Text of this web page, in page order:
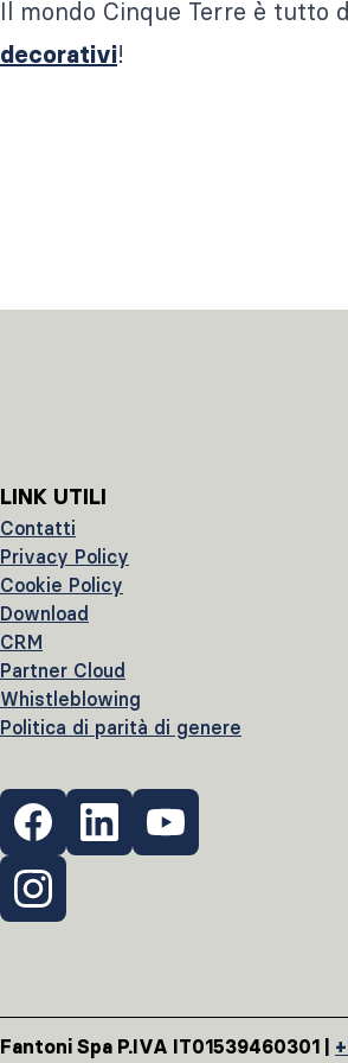
Il mondo Cinque Terre è tutto
decorativi!
LINK UTILI
Contatti
Privacy Policy
Cookie Policy
Download
CRM
Partner Cloud
Whistleblowing
Politica di parità di genere
Fantoni Spa P.IVA IT01539460301 |